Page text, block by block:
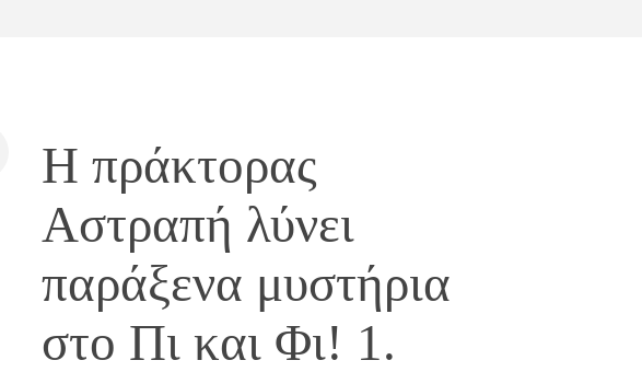
Η πράκτορας
Αστραπή λύνει
παράξενα μυστήρια
στο Πι και Φι! 1.